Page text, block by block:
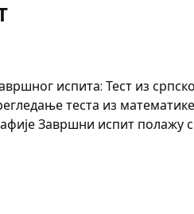
испита: Тест из
теста из
Завршни испит